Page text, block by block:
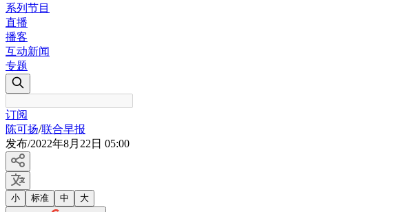
系列节目
直播
播客
互动新闻
专题
订阅
陈可扬/联合早报
发布/2022年8月22日 05:00
小 标准 中 大